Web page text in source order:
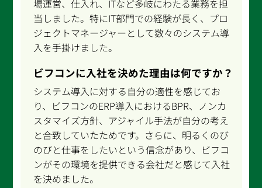
場運営、仕入れ、ITなど多岐にわたる業務を担
当しました。特にIT部門での経験が長く、プロ
ジェクトマネージャーとして数々のシステム導
入を手掛けました。
ビフコンに入社を決めた理由は何ですか？
システム導入に対する自分の適性を感じてお
り、ビフコンのERP導入におけるBPR、ノンカ
スタマイズ方針、アジャイル手法が自分の考え
と合致していたためです。さらに、明るくのび
のびと仕事をしたいという信念があり、ビフコ
ンがその環境を提供できる会社だと感じて入社
を決めました。